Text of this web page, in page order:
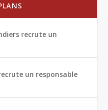
recrute un
un responsable